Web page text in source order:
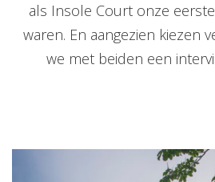
als Insole Court onze
waren. En aangezien kiezen
we met beiden een